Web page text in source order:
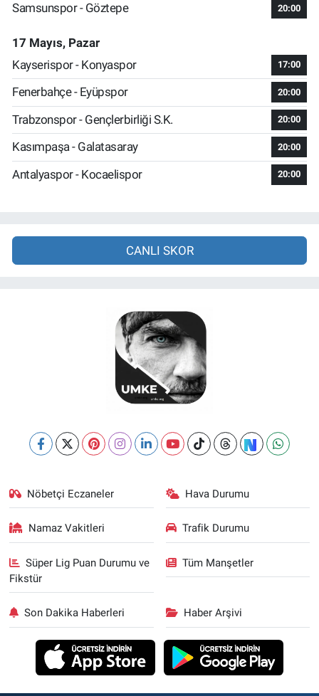
Samsunspor - Göztepe 20:00
17 Mayıs, Pazar
Kayserispor - Konyaspor
17:00
Fenerbahçe - Eyüpspor 20:00
Trabzonspor - Gençlerbirliği S.K. 20:00
Kasımpaşa - Galatasaray 20:00
Antalyaspor - Kocaelispor 20:00
CANLI SKOR
Nöbetçi Eczaneler Hava Durumu
Namaz Vakitleri Trafik Durumu
Süper Lig Puan Durumu ve
Fikstür
Tüm Manşetler
Son Dakika Haberleri Haber Arşivi